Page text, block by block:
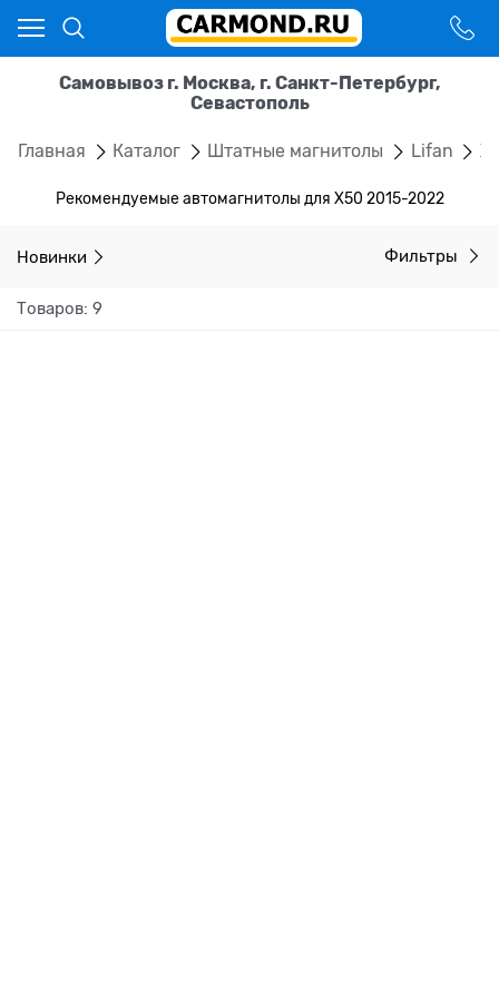
Самовывоз г. Москва, г. Санкт-Петербург,
Севастополь
Главная Каталог Штатные магнитолы Lifan
Рекомендуемые автомагнитолы для X50 2015-2022
Новинки Фильтры
Товаров: 9